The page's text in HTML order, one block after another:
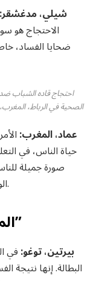
شيلي، مدغشقر:
الاحتجاج هو
ضحايا الفساد،
احتجاج قاده الشباب ضد
الصحية في الرباط،
عماد، المغرب:
حياة الناس، في
صورة جميلة
الوعود ولكن لا شيء يتحقق على أرض الواقع.
“المشكلة الأولى هي البطالة”
بيرتين، توغو:في
البطالة. إنها